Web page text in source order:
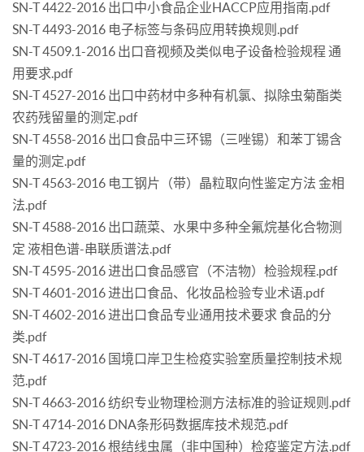
SN-T 4422-2016 出口中小食品企业HACCP应用指南.pdf
SN-T 4493-2016 电子标签与条码应用转换规则.pdf
SN-T 4509.1-2016 出口音视频及类似电子设备检验规程 通
用要求.pdf
SN-T 4527-2016 出口中药材中多种有机氯、拟除虫菊酯类
农药残留量的测定.pdf
SN-T 4558-2016 出口食品中三环锡（三唑锡）和苯丁锡含
量的测定.pdf
SN-T 4563-2016 电工钢片（带）晶粒取向性鉴定方法 金相
法.pdf
SN-T 4588-2016 出口蔬菜、水果中多种全氟烷基化合物测
定 液相色谱-串联质谱法.pdf
SN-T 4595-2016 进出口食品感官（不洁物）检验规程.pdf
SN-T 4601-2016 进出口食品、化妆品检验专业术语.pdf
SN-T 4602-2016 进出口食品专业通用技术要求 食品的分
类.pdf
SN-T 4617-2016 国境口岸卫生检疫实验室质量控制技术规
范.pdf
SN-T 4663-2016 纺织专业物理检测方法标准的验证规则.pdf
SN-T 4714-2016 DNA条形码数据库技术规范.pdf
SN-T 4723-2016 根结线虫属（非中国种）检疫鉴定方法.pdf